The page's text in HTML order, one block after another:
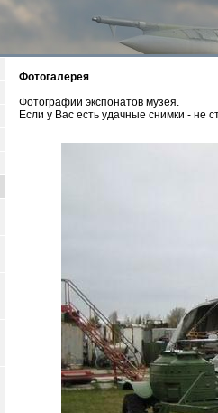
Фотогалерея
Фотографии экспонатов музея.
Если у Вас есть удачные снимки - не